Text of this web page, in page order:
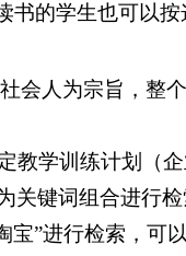
的学生也可以按
会人为宗旨，整
教学训练计划（
关键词组合进行
宝”进行检索，可